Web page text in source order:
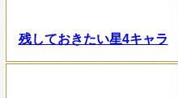
残しておきたい星4キャラ